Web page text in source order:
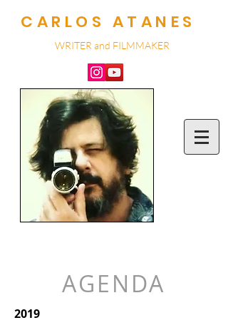
CARLOS ATANES
WRITER and FILMMAKER
AGENDA
2019